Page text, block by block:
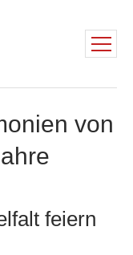
von
feiern